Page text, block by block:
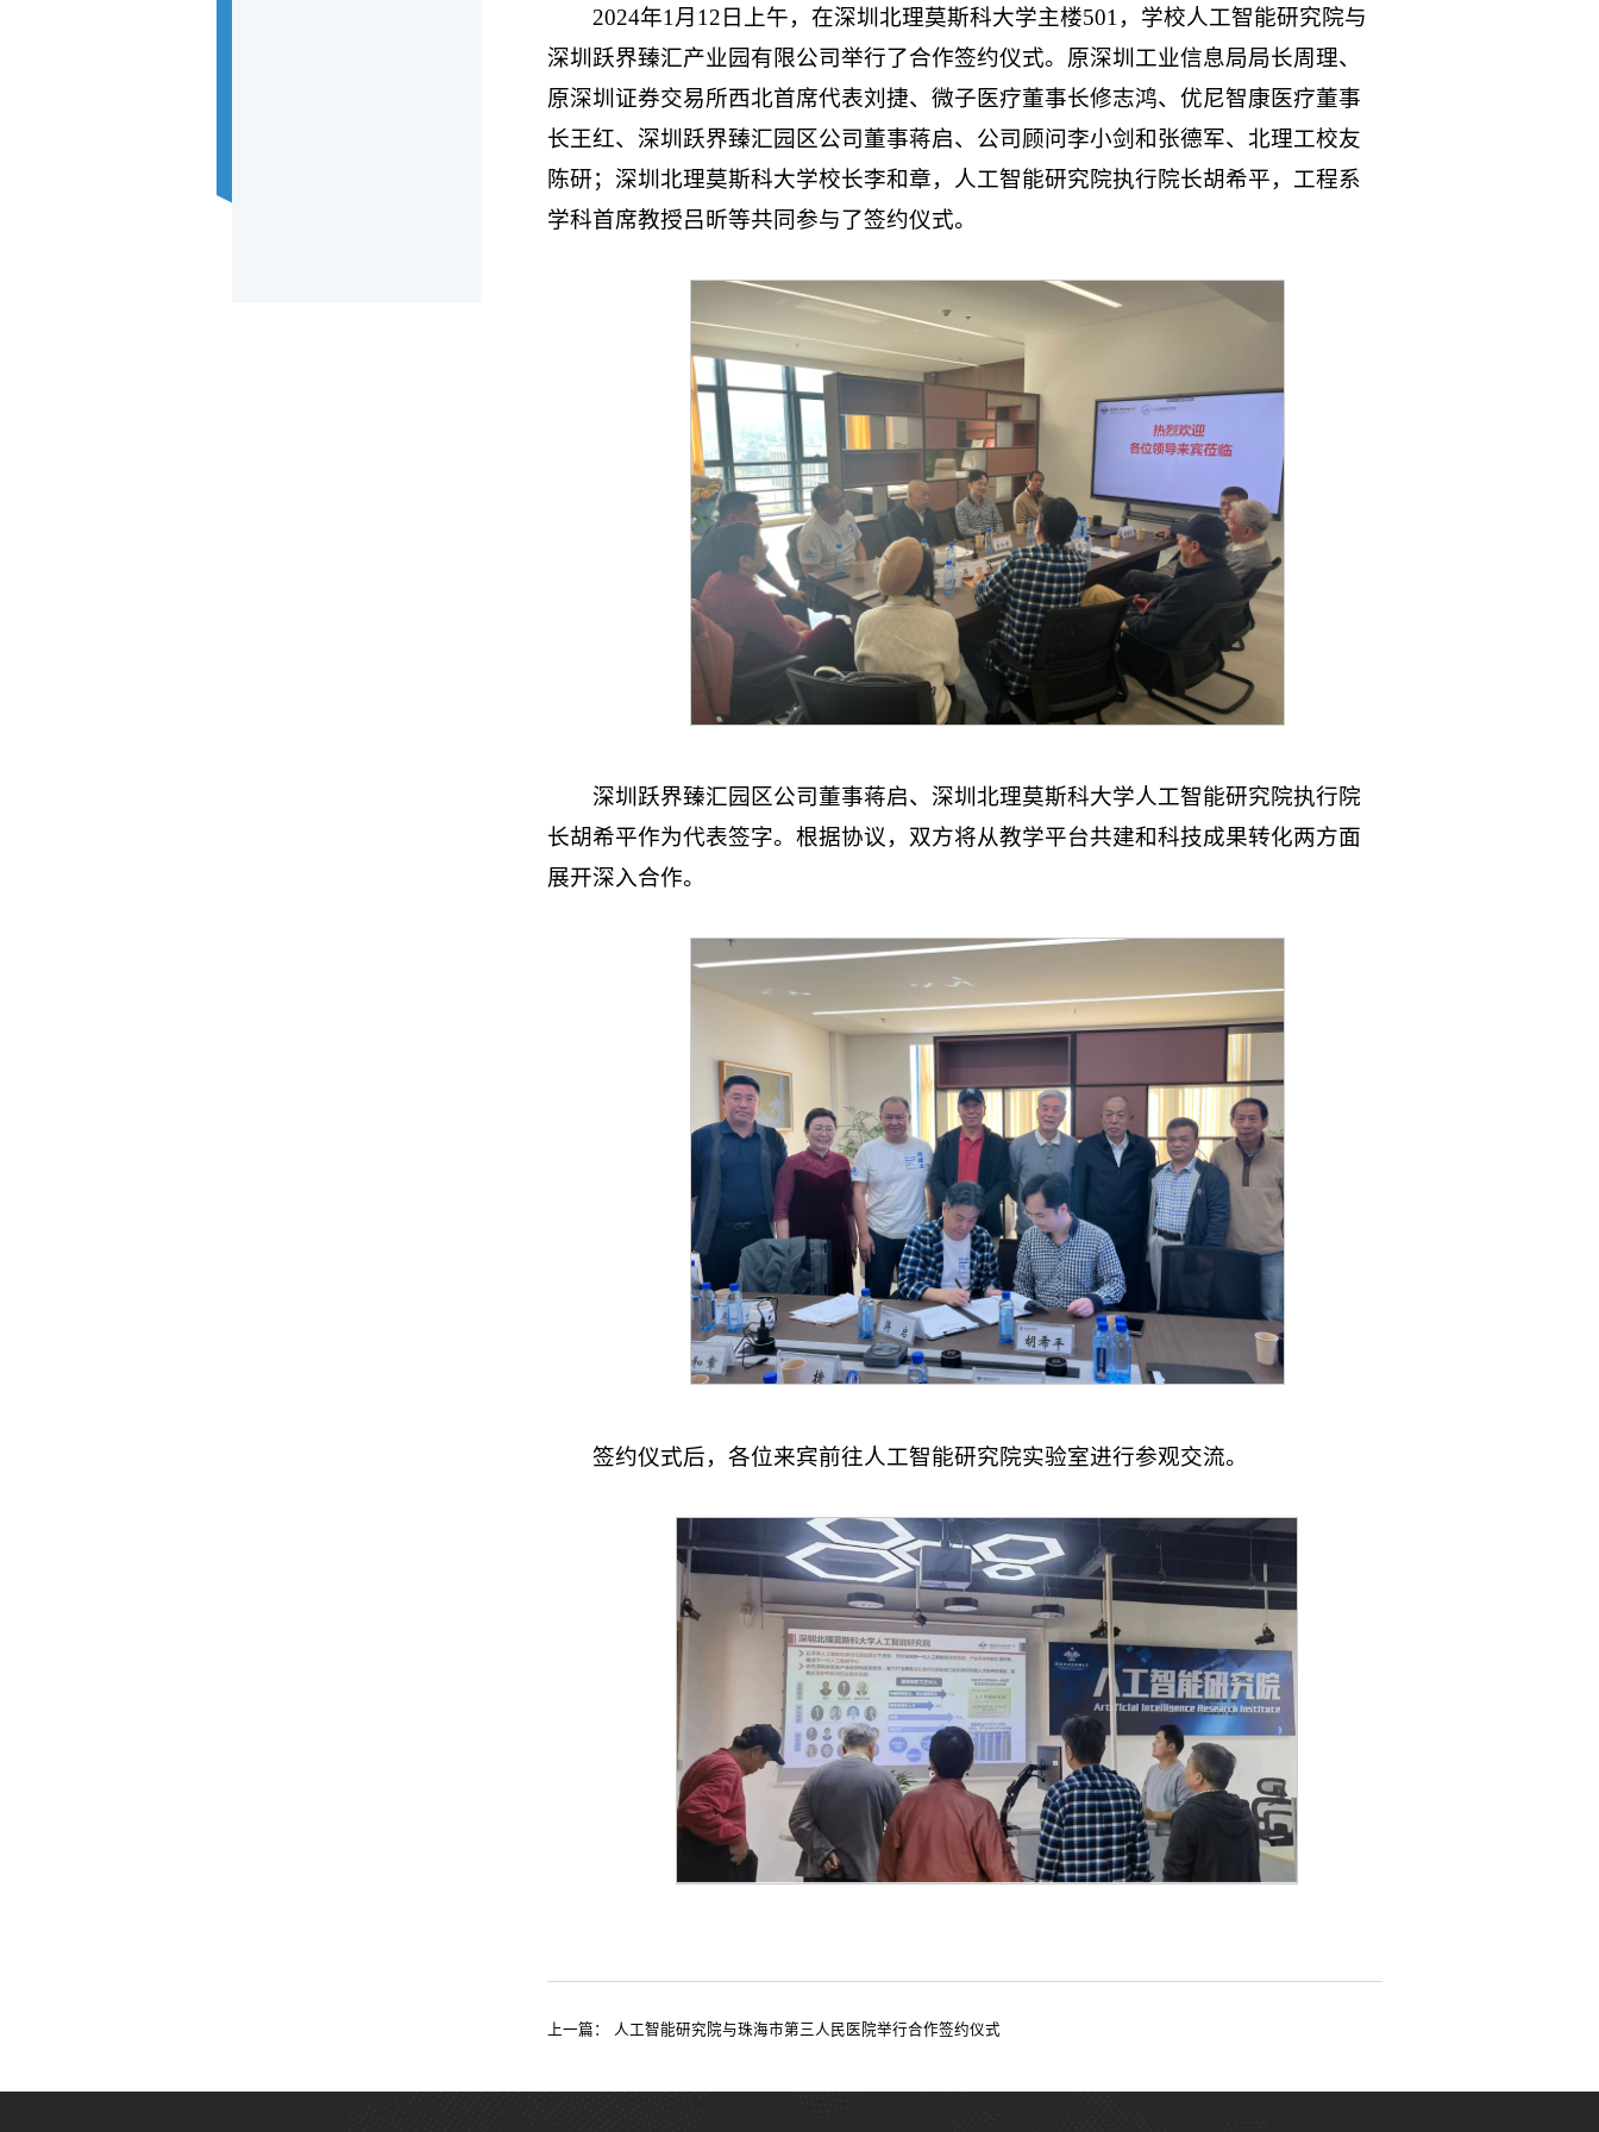
2024年1月12日上午，在深圳北理莫斯科大学主楼501，学校人工智能研究院与
深圳跃界臻汇产业园有限公司举行了合作签约仪式。原深圳工业信息局局长周理、
原深圳证券交易所西北首席代表刘捷、微子医疗董事长修志鸿、优尼智康医疗董事
长王红、深圳跃界臻汇园区公司董事蒋启、公司顾问李小剑和张德军、北理工校友
陈研；深圳北理莫斯科大学校长李和章，人工智能研究院执行院长胡希平，工程系
学科首席教授吕昕等共同参与了签约仪式。
深圳跃界臻汇园区公司董事蒋启、深圳北理莫斯科大学人工智能研究院执行院
长胡希平作为代表签字。根据协议，双方将从教学平台共建和科技成果转化两方面
展开深入合作。
签约仪式后，各位来宾前往人工智能研究院实验室进行参观交流。
上一篇： 人工智能研究院与珠海市第三人民医院举行合作签约仪式